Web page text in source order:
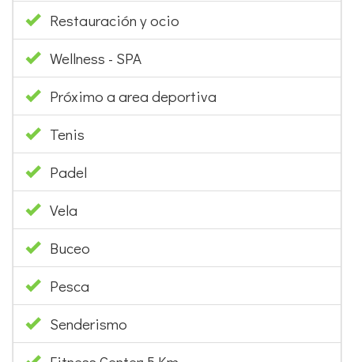
Restauración y ocio
Wellness - SPA
Próximo a area deportiva
Tenis
Padel
Vela
Buceo
Pesca
Senderismo